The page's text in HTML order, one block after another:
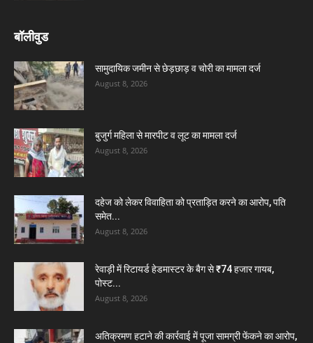
बॉलीवुड
सामुदायिक जमीन से छेड़छाड़ व चोरी का मामला दर्ज
August 8, 2026
बुजुर्ग महिला से मारपीट व लूट का मामला दर्ज
August 8, 2026
दहेज को लेकर विवाहिता को प्रताड़ित करने का आरोप, पति
समेत...
August 8, 2026
रेवाड़ी में रिटायर्ड हेडमास्टर के बैग से ₹74 हजार गायब,
पोस्ट...
August 8, 2026
अतिक्रमण हटाने की कार्रवाई में पूजा सामग्री फेंकने का आरोप,